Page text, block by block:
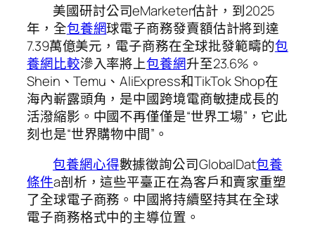
美國研討公司eMarketer估計，到2025
年，全包養網球電子商務發賣額估計將到達
7.39萬億美元，電子商務在全球批發範疇的包
養網比較滲入率將上包養網升至23.6%。
Shein、Temu、AliExpress和TikTok Shop在
海內嶄露頭角，是中國跨境電商敏捷成長的
活潑縮影。中國不再僅僅是“世界工場”，它此
刻也是“世界購物中間”。
包養網心得數據徵詢公司GlobalDat包養
條件a剖析，這些平臺正在為客戶和賣家重塑
了全球電子商務。中國將持續堅持其在全球
電子商務格式中的主導位置。